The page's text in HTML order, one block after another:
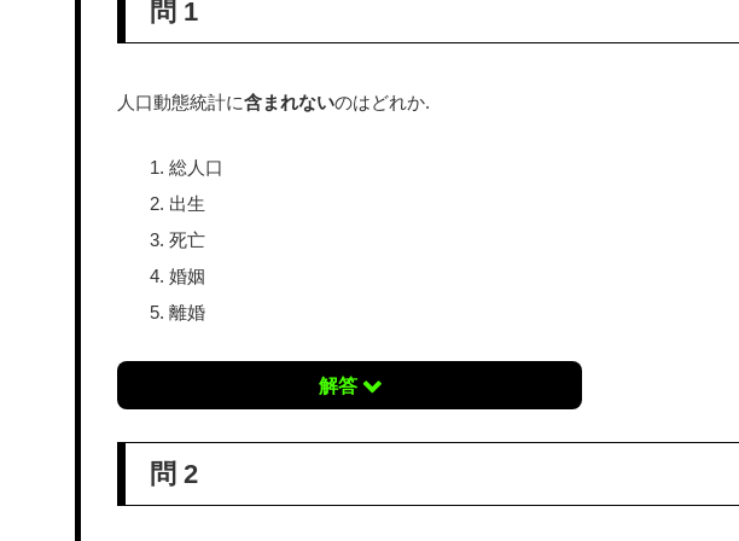
問 1
人口動態統計に含まれないのはどれか.
総人口
出生
死亡
婚姻
離婚
解答
問 2